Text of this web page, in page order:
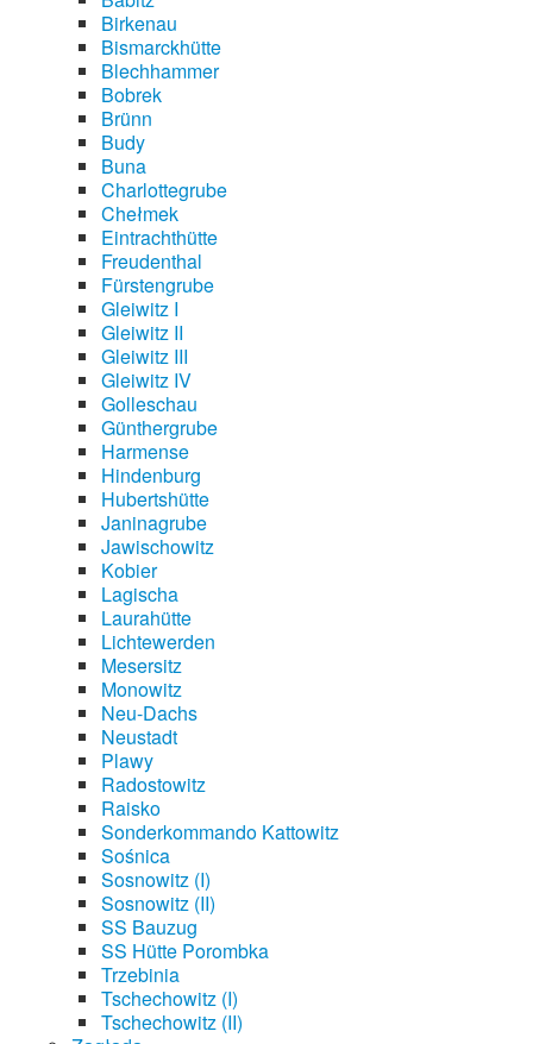
Birkenau
Bismarckhütte
Blechhammer
Bobrek
Brünn
Budy
Buna
Charlottegrube
Chełmek
Eintrachthütte
Freudenthal
Fürstengrube
Gleiwitz I
Gleiwitz II
Gleiwitz III
Gleiwitz IV
Golleschau
Günthergrube
Harmense
Hindenburg
Hubertshütte
Janinagrube
Jawischowitz
Kobier
Lagischa
Laurahütte
Lichtewerden
Mesersitz
Monowitz
Neu-Dachs
Neustadt
Plawy
Radostowitz
Raisko
Sonderkommando Kattowitz
Sośnica
Sosnowitz (I)
Sosnowitz (II)
SS Bauzug
SS Hütte Porombka
Trzebinia
Tschechowitz (I)
Tschechowitz (II)